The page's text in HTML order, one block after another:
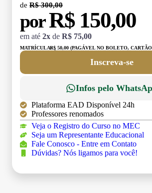
de R$ 300,00
porR$ 150,00
em até 2x de R$ 75,00
MATRÍCULA:R$ 50,00 (PAGÁVEL NO BOLETO,
Inscreva-se
Infos pelo
Plataforma EAD Disponível 24h
Professores renomados
Veja o Registro do Curso no MEC
Seja um Representante Educacional
Fale Conosco - Entre em Contato
Dúvidas? Nós ligamos para você!